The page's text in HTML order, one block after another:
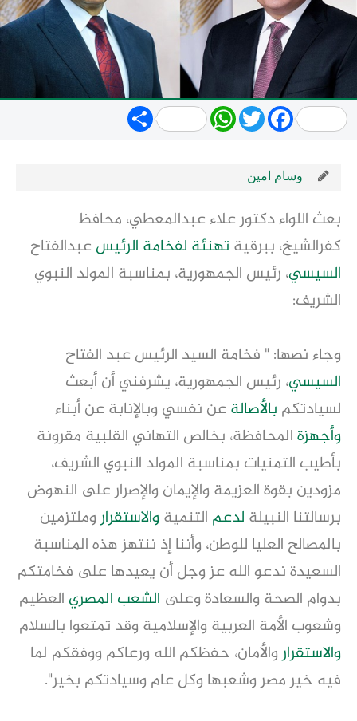
Share WhatsApp
TwitterFacebook
وسام امين
بعث اللواء دكتور علاء عبدالمعطي، محافظ
كفرالشيخ، ببرقية تهنئة لفخامة الرئيس عبدالفتاح
السيسي، رئيس الجمهورية، بمناسبة المولد النبوي
الشريف:
وجاء نصها: " فخامة السيد الرئيس عبد الفتاح
السيسي، رئيس الجمهورية، يشرفني أن أبعث
لسيادتكم بالأصالة عن نفسي وبالإنابة عن أبناء
وأجهزةالمحافظة، بخالص التهاني القلبية مقرونة
بأطيب التمنيات بمناسبة المولد النبوي الشريف،
مزودين بقوة العزيمة والإيمان والإصرار على النهوض
برسالتنا النبيلة لدعم التنميةوالاستقراروملتزمين
بالمصالح العليا للوطن، وأننا إذ ننتهز هذه المناسبة
السعيدة ندعو الله عز وجل أن يعيدها على فخامتكم
بدوام الصحة والسعادة وعلى الشعب المصري العظيم
وشعوب الأمة العربية والإسلامية وقد تمتعوا بالسلام
والاستقراروالأمان، حفظكم الله ورعاكم ووفقكم لما
فيه خير مصر وشعبها وكل عام وسيادتكم بخير".